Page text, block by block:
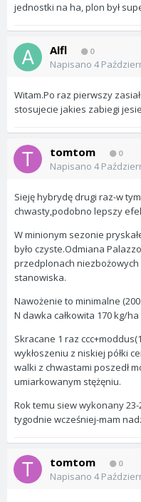
jednostki na ha, plon był
Alfl 0
Napisano 4
Witam.Po raz pierwszy
stosujecie jakies zabiegi
tomtom 0
Napisano 4
Sieję hybrydę drugi raz-w
chwasty,podobno lepszy
W minionym sezonie
było czyste.Odmiana
przedplonach niezbożowych
stanowiska.
Nawożenie to minimalne
N dawka całkowita 170 kg/
Skracane 1 raz
wykłoszeniu z niskiej półki
walki z chwastami poszedł
umiarkowanym stężęniu.
Rok temu siew wykonany
tygodnie wcześniej-mam
tomtom 0
Napisano 4